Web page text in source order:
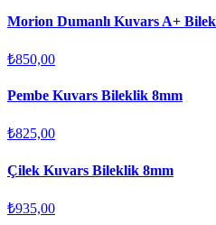
Morion Dumanlı Kuvars A+
₺850,00
Pembe Kuvars Bileklik 8mm
₺825,00
Çilek Kuvars Bileklik 8mm
₺935,00